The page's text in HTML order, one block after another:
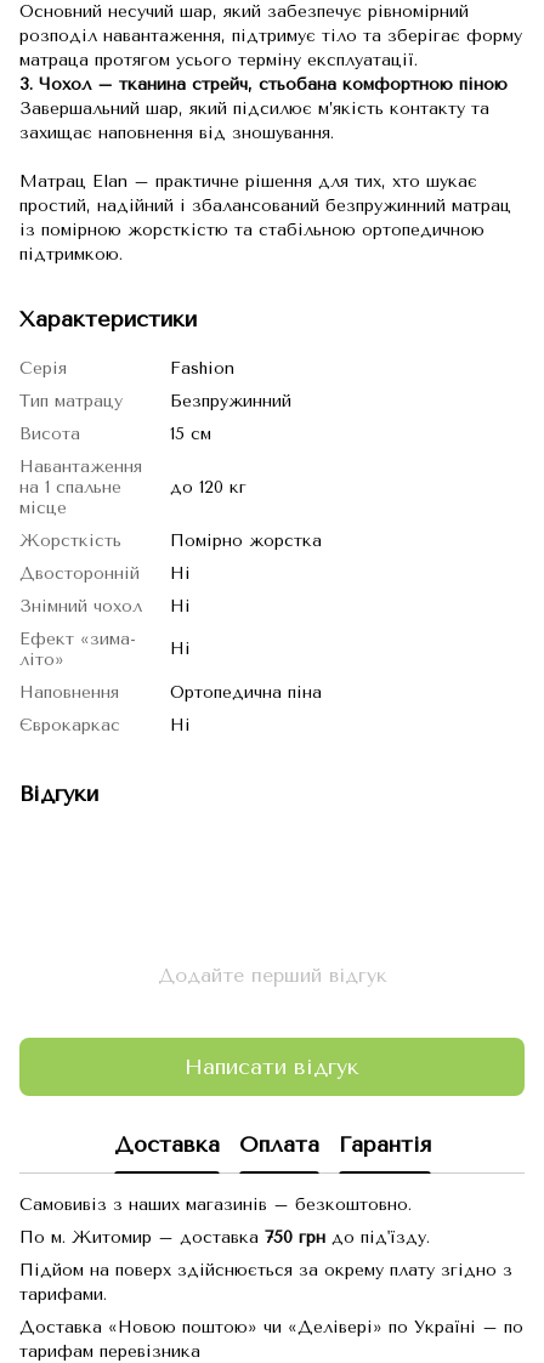
Основний несучий шар, який забезпечує рівномірний
розподіл навантаження, підтримує тіло та зберігає форму
матраца протягом усього терміну експлуатації.
3. Чохол – тканина стрейч, стьобана комфортною піною
Завершальний шар, який підсилює м’якість контакту та
захищає наповнення від зношування.
Матрац Elan – практичне рішення для тих, хто шукає
простий, надійний і збалансований безпружинний матрац
із помірною жорсткістю та стабільною ортопедичною
підтримкою.
Характеристики
Серія
Fashion
Тип матрацу
Безпружинний
Висота
15 см
Навантаження
на 1 спальне
місце
до 120 кг
Жорсткість
Помірно жорстка
Двосторонній
Ні
Знімний чохол
Ні
Ефект «зима-
літо»
Ні
Наповнення
Ортопедична піна
Єврокаркас
Ні
Відгуки
Додайте перший відгук
Написати відгук
Доставка Оплата Гарантія
Самовивіз з наших магазинів – безкоштовно.
По м. Житомир – доставка 750 грн до під'їзду.
Підйом на поверх здійснюється за окрему плату згідно з
тарифами.
Доставка «Новою поштою» чи «Делівері» по Україні – по
тарифам перевізника